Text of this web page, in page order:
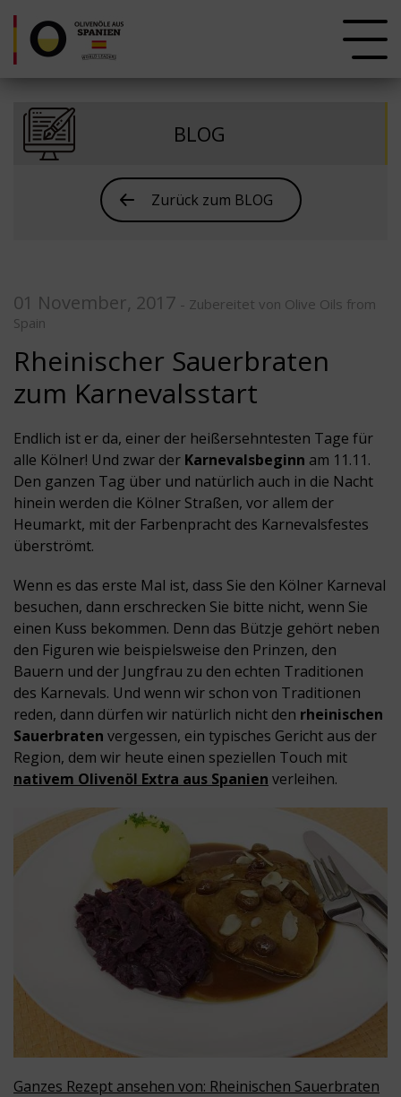
BLOG
Zurück zum BLOG
01 November, 2017 - Zubereitet von Olive Oils from
Spain
Rheinischer Sauerbraten
zum Karnevalsstart
Endlich ist er da, einer der heißersehntesten Tage für
alle Kölner! Und zwar der Karnevalsbeginn am 11.11.
Den ganzen Tag über und natürlich auch in die Nacht
hinein werden die Kölner Straßen, vor allem der
Heumarkt, mit der Farbenpracht des Karnevalsfestes
überströmt.
Wenn es das erste Mal ist, dass Sie den Kölner Karneval
besuchen, dann erschrecken Sie bitte nicht, wenn Sie
einen Kuss bekommen. Denn das Bützje gehört neben
den Figuren wie beispielsweise den Prinzen, den
Bauern und der Jungfrau zu den echten Traditionen
des Karnevals. Und wenn wir schon von Traditionen
reden, dann dürfen wir natürlich nicht den rheinischen
Sauerbraten vergessen, ein typisches Gericht aus der
Region, dem wir heute einen speziellen Touch mit
nativem Olivenöl Extra aus Spanien verleihen.
Ganzes Rezept ansehen von: Rheinischen Sauerbraten